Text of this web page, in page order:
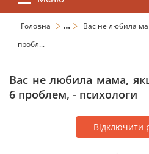
Головна ...
Вас не любила
пробл...
Вас не любила мама,
6 проблем, - психологи
Відключити